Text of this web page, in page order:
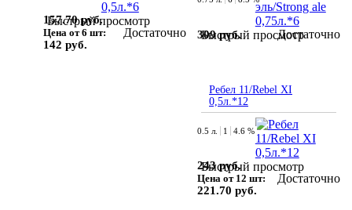
Быстрый просмотр
157.70 руб.
Цена от 6 шт:
142 руб.
Достаточно Быстрый просмотр
309 руб. Достаточно
Ребел 11/Rebel XI
0,5л.*12
Быстрый просмотр
0.5 л. 1 4.6 %
243 руб.
Цена от 12 шт:
221.70 руб.
Достаточно